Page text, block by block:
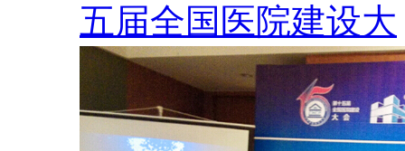
五届全国医院建设大